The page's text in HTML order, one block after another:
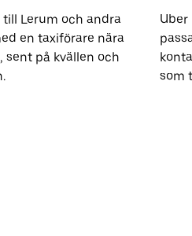
till Lerum och andra
en taxiförare nära
på kvällen och
som